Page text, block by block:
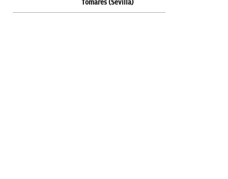
Tomares (Sevilla)